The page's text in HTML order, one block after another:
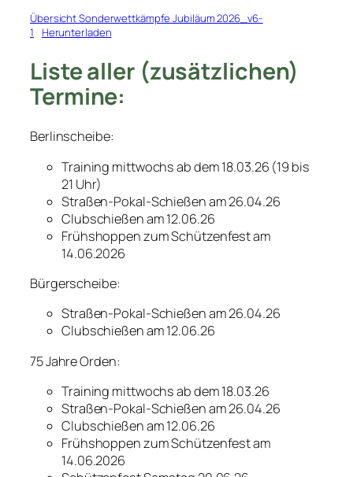
Übersicht Sonderwettkämpfe Jubiläum 2026_v6-
1
Herunterladen
Liste aller (zusätzlichen)
Termine:
Berlinscheibe:
Training mittwochs ab dem 18.03.26 (19 bis
21 Uhr)
Straßen-Pokal-Schießen am 26.04.26
Clubschießen am 12.06.26
Frühshoppen zum Schützenfest am
14.06.2026
Bürgerscheibe:
Straßen-Pokal-Schießen am 26.04.26
Clubschießen am 12.06.26
75 Jahre Orden:
Training mittwochs ab dem 18.03.26
Straßen-Pokal-Schießen am 26.04.26
Clubschießen am 12.06.26
Frühshoppen zum Schützenfest am
14.06.2026